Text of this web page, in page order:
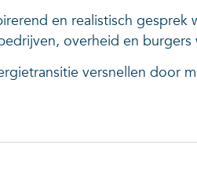
en realistisch gesprek
overheid en
versnellen door